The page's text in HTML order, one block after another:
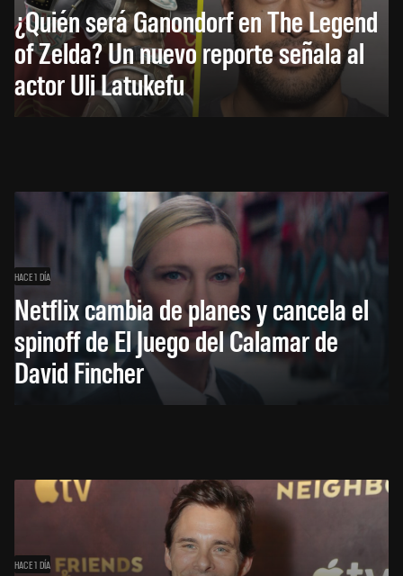
¿Quién será Ganondorf en The Legend
of Zelda? Un nuevo reporte señala al
actor Uli Latukefu
HACE 1 DÍA
Netflix cambia de planes y cancela el
spinoff de El Juego del Calamar de
David Fincher
HACE 1 DÍA